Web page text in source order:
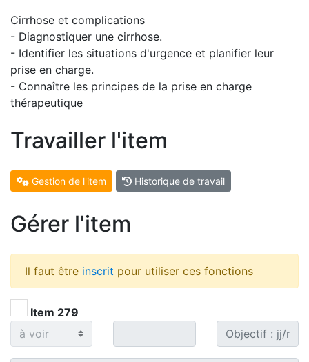
Cirrhose et complications
- Diagnostiquer une cirrhose.
- Identifier les situations d'urgence et planifier leur
prise en charge.
- Connaître les principes de la prise en charge
thérapeutique
Travailler l'item
Gestion de l'item Historique de travail
Gérer l'item
Il faut être inscrit pour utiliser ces fonctions
Item 279